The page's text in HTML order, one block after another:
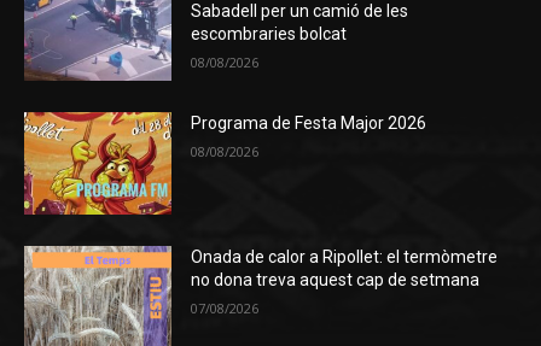
Sabadell per un camió de les
escombraries bolcat
08/08/2026
Programa de Festa Major 2026
08/08/2026
Onada de calor a Ripollet: el termòmetre
no dona treva aquest cap de setmana
07/08/2026